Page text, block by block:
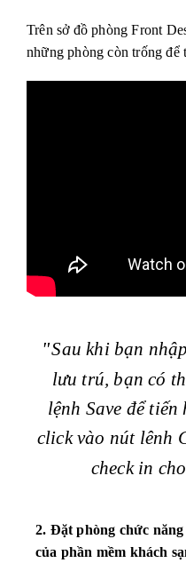
Trên sở đồ phòng Front
những phòng còn trống để
Sau khi bạn
lưu trú, bạn có
lệnh Save để
click vào nút lênh
check in
2. Đặt phòng chức
của phần mềm khách